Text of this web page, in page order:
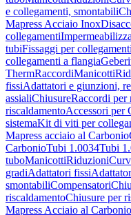
e collegamenti, smontabili
Mapress Acciaio Inox
collegamenti
tubiFissaggi per collegamenti
collegamenti a flangia
ThermRaccordiManicotti
fissiAdattatori e giunzioni,
assialiChiusureRaccordi per
riscaldamentoAccessori per
sistemaKit di viti per
Mapress acciaio al Carbonio
CarbonioTubi 1.0034Tubi
tuboManicottiRiduzioni
gradiAdattatori fissi
smontabiliCompensatori
riscaldamentoChiusure per
Mapress Acciaio al Carbonio